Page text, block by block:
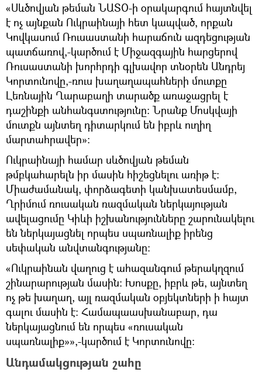
«Սևծովյան թեման ՆԱՏՕ-ի օրակարգում հայտնվել
է ոչ այնքան Ուկրաինայի հետ կապված, որքան
Կովկասում Ռուսաստանի հարաճուն ազդեցության
պատճառով,-կարծում է Միջազգային հարցերով
Ռուսաստանի խորհրդի գլխավոր տնօրեն Անդրեյ
Կորտունովը,-ռուս խաղաղապահների մուտքը
Լեռնային Ղարաբաղի տարածք առաջացրել է
դաշինքի անհանգստությունը։ Նրանք Մոսկվայի
մուտքն այնտեղ դիտարկում են իբրև ուղիղ
մարտահրավեր»։
Ուկրաինայի համար սևծովյան թեման
թմբկահարելն իր մասին հիշեցնելու առիթ է։
Միաժամանակ, փորձագետի կանխատեսմամբ,
Ղրիմում ռուսական ռազմական ներկայության
ավելացումը Կիևի իշխանությունները շարունակելու
են ներկայացնել որպես սպառնալիք իրենց
սեփական անվտանգությանը։
«Ուկրաինան վաղուց է ահազանգում թերակղզում
շինարարության մասին։ Խոսքը, իբրև թե, այնտեղ
ոչ թե խաղաղ, այլ ռազմական օբյեկտների ի հայտ
գալու մասին է։ Համապաասխանաբար, դա
ներկայացնում են որպես «ռուսական
սպառնալիք»»,-կարծում է Կորտունովը։
Անդամակցության շահը